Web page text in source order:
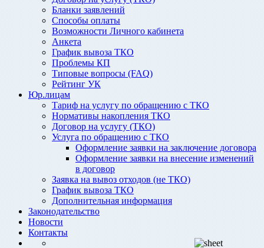
Бланки заявлений
Способы оплаты
Возможности Личного кабинета
Анкета
График вывоза ТКО
Проблемы КП
Типовые вопросы (FAQ)
Рейтинг УК
Юр.лицам
Тариф на услугу по обращению с ТКО
Нормативы накопления ТКО
Договор на услугу (ТКО)
Услуга по обращению с ТКО
Оформление заявки на заключение договора
Оформление заявки на внесение изменений
в договор
Заявка на вывоз отходов (не ТКО)
График вывоза ТКО
Дополнительная информация
Законодательство
Новости
Контакты